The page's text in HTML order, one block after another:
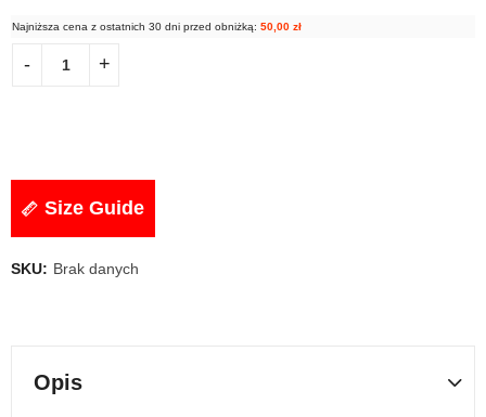
Najniższa cena z ostatnich 30 dni przed obniżką: 50,00 zł
Size Guide
SKU: Brak danych
Opis